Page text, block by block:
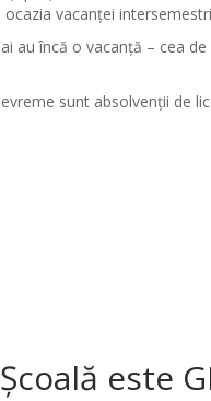
vacanței
au încă o vacanță – cea
sunt absolvenții de
este